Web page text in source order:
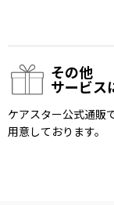
その他
サービス
ケアスター公式通販
用意しております。